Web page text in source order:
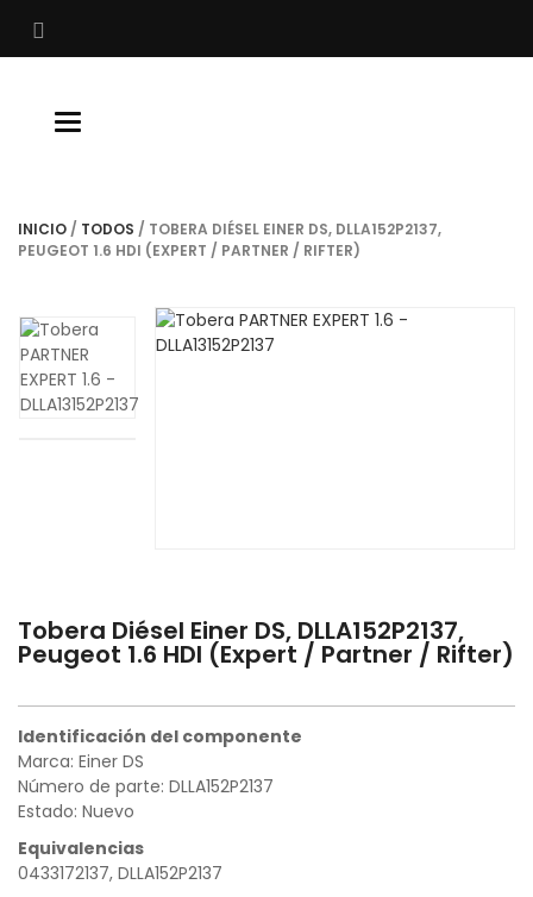
Toggle
INICIO / TODOS / TOBERA DIÉSEL EINER DS, DLLA152P2137,
PEUGEOT 1.6 HDI (EXPERT / PARTNER / RIFTER)
Tobera Diésel Einer DS, DLLA152P2137,
Peugeot 1.6 HDI (Expert / Partner / Rifter)
Identificación del componente
Marca: Einer DS
Número de parte: DLLA152P2137
Estado: Nuevo
Equivalencias
0433172137, DLLA152P2137